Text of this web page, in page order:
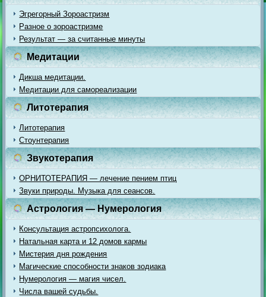
Эгрегорный Зороастризм
Разное о зороастризме
Результат — за считанные минуты
Медитации
Дикша медитации.
Медитации для самореализации
Литотерапия
Литотерапия
Стоунтерапия
Звукотерапия
ОРНИТОТЕРАПИЯ — лечение пением птиц
Звуки природы. Музыка для сеансов.
Астрология — Нумерология
Консультация астропсихолога.
Натальная карта и 12 домов кармы
Мистерия дня рождения
Магические способности знаков зодиака
Нумерология — магия чисел.
Числа вашей судьбы.